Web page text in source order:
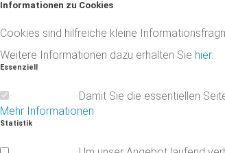
Informationen zu Cookies
Cookies sind hilfreiche kleine
Weitere Informationen dazu erhalten Sie hier.
Essenziell
Damit Sie die essentiellen
Mehr Informationen
Statistik